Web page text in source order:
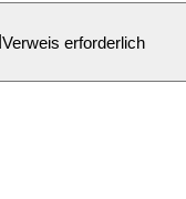
Verweis erforderlich